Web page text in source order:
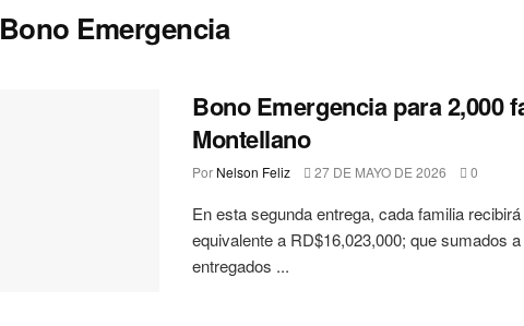
Bono Emergencia
Bono Emergencia para 2,000
Montellano
Por Nelson Feliz 27 DE MAYO DE 2026 0
En esta segunda entrega, cada familia
equivalente a RD$16,023,000; que sumados
entregados ...